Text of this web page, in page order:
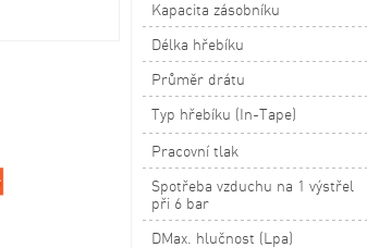
Kapacita zásobníku
Délka hřebíku
Průměr drátu
Typ hřebíku (In-Tape)
Pracovní tlak
Spotřeba vzduchu na 1 výstřel
při 6 bar
DMax. hlučnost (Lpa)